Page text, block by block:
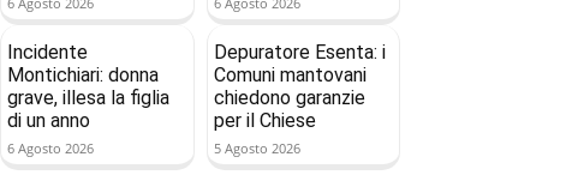
Incidente
Montichiari: donna
grave, illesa la figlia
di un anno
6 Agosto 2026
Depuratore Esenta: i
Comuni mantovani
chiedono garanzie
per il Chiese
5 Agosto 2026